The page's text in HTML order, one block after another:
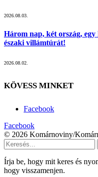
2026.08.03.
Három nap, két ország,
északi villámtúrát!
2026.08.02.
KÖVESS MINKET
Facebook
Facebook
© 2026 Komárnoviny/
Írja be, hogy mit keres és
hogy visszamenjen.